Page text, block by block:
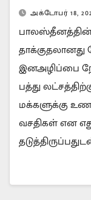
அக்டோபர் 18,
பாலஸ்தீனத்தின்
இனஅழிப்பை
பத்து
மக்களுக்கு
வசதிகள் என